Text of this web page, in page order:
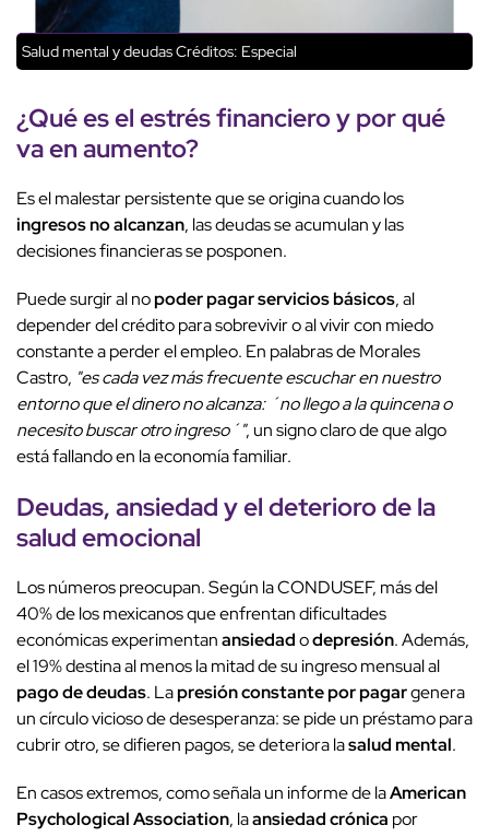
Salud mental y deudasCréditos: Especial
¿Qué es elestrés financieroy por qué
va en aumento?
Es el malestar persistente que se origina cuando los
ingresos no alcanzan, las deudas se acumulan y las
decisiones financieras se posponen.
Puede surgir al nopoder pagar servicios básicos, al
depender del crédito para sobrevivir o al vivir con miedo
constante a perder el empleo. En palabras de Morales
Castro, "es cada vez más frecuente escuchar en nuestro
entorno que el dinero no alcanza: ´no llego a la quincena o
necesito buscar otro ingreso´", un signo claro de que algo
está fallando en la economía familiar.
Deudas, ansiedady el deterioro de la
salud emocional
Los números preocupan. Según la CONDUSEF, más del
40% de los mexicanos que enfrentan dificultades
económicas experimentanansiedadodepresión. Además,
el 19% destina al menos la mitad de su ingreso mensual al
pago de deudas. Lapresión constante por pagargenera
un círculo vicioso de desesperanza: se pide un préstamo para
cubrir otro, se difieren pagos, se deteriora lasalud mental.
En casos extremos, como señala un informe de laAmerican
Psychological Association, laansiedad crónica por